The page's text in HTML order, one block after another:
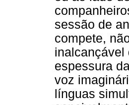
sessão de
compete,
inalcançável
espessura
voz
línguas